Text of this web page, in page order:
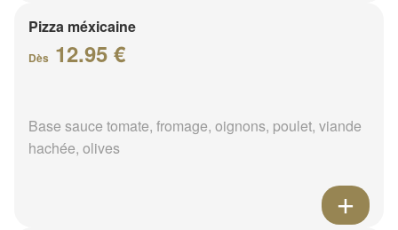
Pizza méxicaine
Dès 12.95 €
Base sauce tomate, fromage, oignons, poulet, viande
hachée, olives